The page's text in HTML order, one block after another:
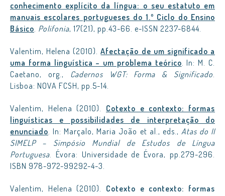
conhecimento explícito da língua: o seu estatuto em
manuais escolares portugueses do 1.º Ciclo do Ensino
Básico. Polifonia, 17(21), pp.43-66. e-ISSN 2237-6844.
Valentim, Helena (2010).Afectação de um significado a
uma forma linguística – um problema teórico. In: M. C.
Caetano, org., Cadernos WGT: Forma & Significado.
Lisboa: NOVA FCSH, pp.5-14.
Valentim, Helena (2010). Cotexto e contexto: formas
linguísticas e possibilidades de interpretação do
enunciado. In: Marçalo, Maria João et al., eds., Atas do II
SIMELP – Simpósio Mundial de Estudos de Língua
Portuguesa. Évora: Universidade de Évora, pp.279-296.
ISBN 978-972-99292-4-3.
Valentim, Helena (2010). Cotexto e contexto: formas